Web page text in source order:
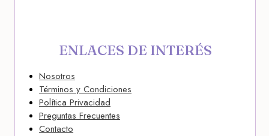
ENLACES DE INTERÉS
Nosotros
Términos y Condiciones
Política Privacidad
Preguntas Frecuentes
Contacto